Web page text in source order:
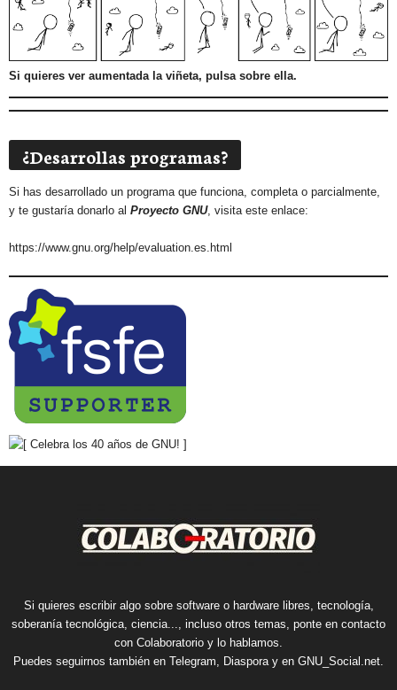
Si quieres ver aumentada la viñeta, pulsa sobre ella.
¿Desarrollas programas?
Si has desarrollado un programa que funciona, completa o parcialmente,
y te gustaría donarlo al Proyecto GNU, visita este enlace:
https://www.gnu.org/help/evaluation.es.html
Si quieres escribir algo sobre software o hardware libres, tecnología,
soberanía tecnológica, ciencia..., incluso otros temas, ponte en contacto
con Colaboratorio y lo hablamos.
Puedes seguirnos también en Telegram, Diasporay en GNU_Social.net.